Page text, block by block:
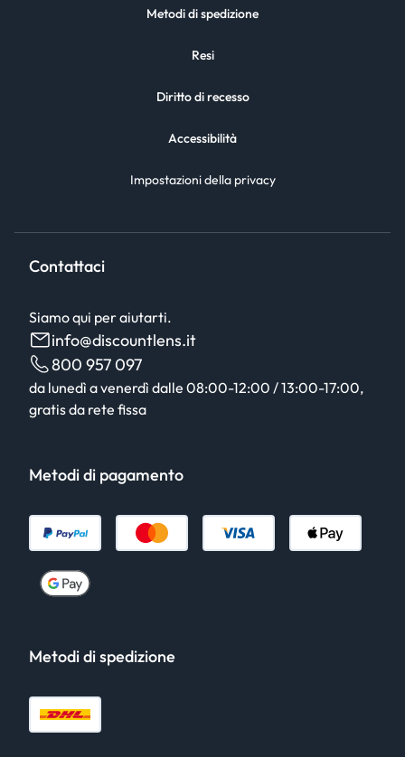
Metodi di spedizione
Resi
Diritto di recesso
Accessibilità
Impostazioni della privacy
Contattaci
Siamo qui per aiutarti.
info@discountlens.it
800 957 097
da lunedì a venerdì dalle 08:00-12:00 / 13:00-17:00,
gratis da rete fissa
Metodi di pagamento
Metodi di spedizione